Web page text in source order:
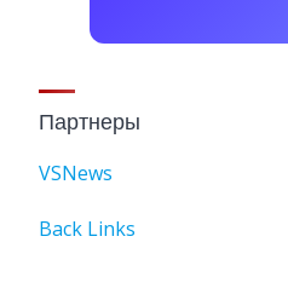
Партнеры
VSNews
Back Links